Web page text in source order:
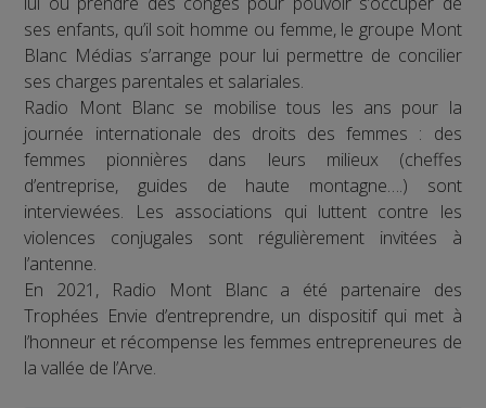
ses enfants, qu’il soit homme ou femme, le groupe Mont
Blanc Médias s’arrange pour lui permettre de concilier
ses charges parentales et salariales.
Radio Mont Blanc se mobilise tous les ans pour la
journée internationale des droits des femmes : des
femmes pionnières dans leurs milieux (cheffes
d’entreprise, guides de haute montagne….) sont
interviewées. Les associations qui luttent contre les
violences conjugales sont régulièrement invitées à
l’antenne.
En 2021, Radio Mont Blanc a été partenaire des
Trophées Envie d’entreprendre, un dispositif qui met à
l’honneur et récompense les femmes entrepreneures de
la vallée de l’Arve.